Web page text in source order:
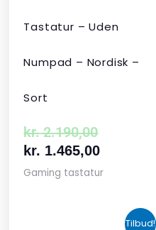
Tastatur – Uden
Numpad – Nordisk –
Sort
kr.2.190,00
kr. 1.465,00
Gaming tastatur
Tilbud!